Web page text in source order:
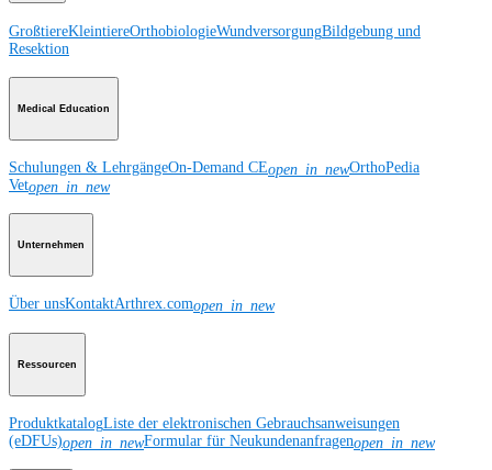
GroßtiereKleintiereOrthobiologieWundversorgungBildgebung und
Resektion
Medical Education
Schulungen & LehrgängeOn-Demand CEopen_in_newOrthoPedia
Vetopen_in_new
Unternehmen
Über unsKontaktArthrex.comopen_in_new
Ressourcen
ProduktkatalogListe der elektronischen Gebrauchsanweisungen
(eDFUs)open_in_newFormular für Neukundenanfragenopen_in_new